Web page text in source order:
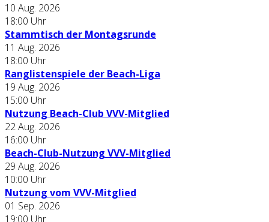
10 Aug. 2026
18:00 Uhr
Stammtisch der Montagsrunde
11 Aug. 2026
18:00 Uhr
Ranglistenspiele der Beach-Liga
19 Aug. 2026
15:00 Uhr
Nutzung Beach-Club VVV-Mitglied
22 Aug. 2026
16:00 Uhr
Beach-Club-Nutzung VVV-Mitglied
29 Aug. 2026
10:00 Uhr
Nutzung vom VVV-Mitglied
01 Sep. 2026
19:00 Uhr